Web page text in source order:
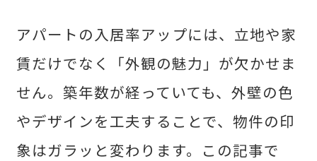
コラム
アパートの入居率アップには、立地や家
賃だけでなく「外観の魅力」が欠かせま
せん。築年数が経っていても、外壁の色
やデザインを工夫することで、物件の印
象はガラッと変わります。この記事で